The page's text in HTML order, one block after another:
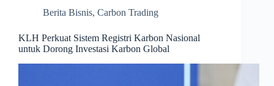
Berita Bisnis, Carbon Trading
KLH Perkuat Sistem Registri Karbon Nasional
untuk Dorong Investasi Karbon Global